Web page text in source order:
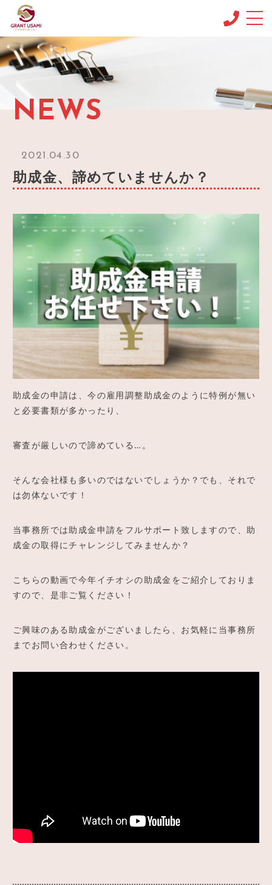
CONCEPT
コンセプト
MENU & PRICE
メニュー
BLOG
ブログ
事務所情報
お問い合わせ
ご予約
アクセス
NEWS
2021.04.30
助成金、諦めていませんか？
助成金の申請は、今の雇用調整助成金のように特例が無い
と必要書類が多かったり、
審査が厳しいので諦めている…。
そんな会社様も多いのではないでしょうか？でも、それで
は勿体ないです！
当事務所では助成金申請をフルサポート致しますので、助
成金の取得にチャレンジしてみませんか？
こちらの動画で今年イチオシの助成金をご紹介しておりま
すので、是非ご覧ください！
ご興味のある助成金がございましたら、お気軽に当事務所
までお問い合わせください。